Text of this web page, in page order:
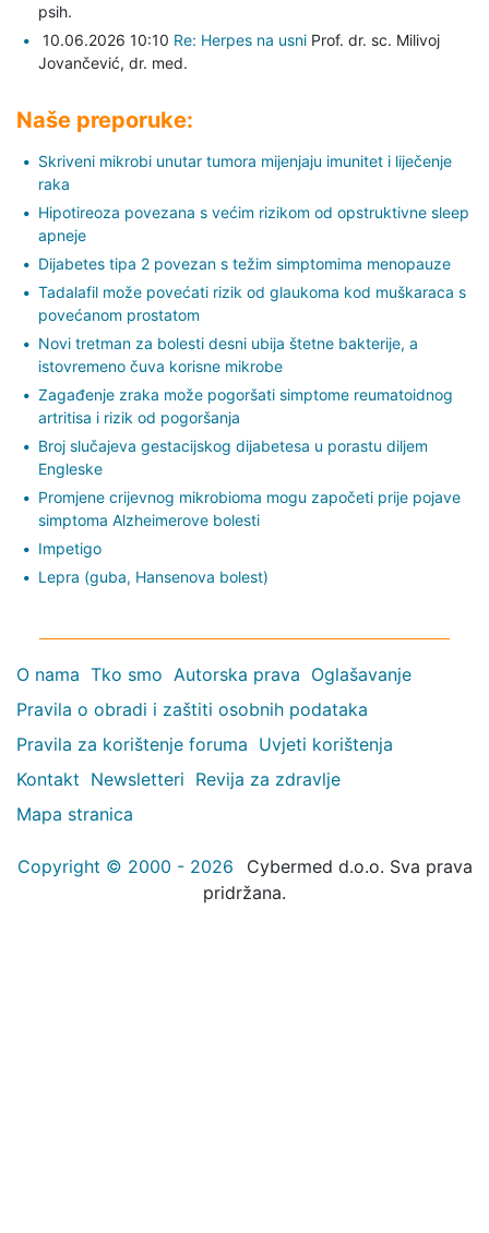
psih.
10.06.2026 10:10 Re: Herpes na usni Prof. dr. sc. Milivoj
Jovančević, dr. med.
Naše preporuke:
Skriveni mikrobi unutar tumora mijenjaju imunitet i liječenje
raka
Hipotireoza povezana s većim rizikom od opstruktivne sleep
apneje
Dijabetes tipa 2 povezan s težim simptomima menopauze
Tadalafil može povećati rizik od glaukoma kod muškaraca s
povećanom prostatom
Novi tretman za bolesti desni ubija štetne bakterije, a
istovremeno čuva korisne mikrobe
Zagađenje zraka može pogoršati simptome reumatoidnog
artritisa i rizik od pogoršanja
Broj slučajeva gestacijskog dijabetesa u porastu diljem
Engleske
Promjene crijevnog mikrobioma mogu započeti prije pojave
simptoma Alzheimerove bolesti
Impetigo
Lepra (guba, Hansenova bolest)
O nama Tko smo Autorska prava Oglašavanje
Pravila o obradi i zaštiti osobnih podataka
Pravila za korištenje foruma Uvjeti korištenja
Kontakt Newsletteri Revija za zdravlje
Mapa stranica
Copyright © 2000 - 2026
Cybermed d.o.o. Sva prava
pridržana.